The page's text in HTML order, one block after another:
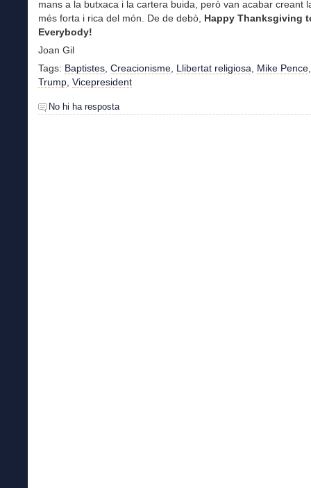
mans a la butxaca i la cartera buida, però van acabar creant
més forta i rica del món. De de debò, Happy Thanksgiving
Everybody!
Joan Gil
Tags: Baptistes, Creacionisme, Llibertat religiosa, Mike Pence
Trump, Vicepresident
No hi ha resposta